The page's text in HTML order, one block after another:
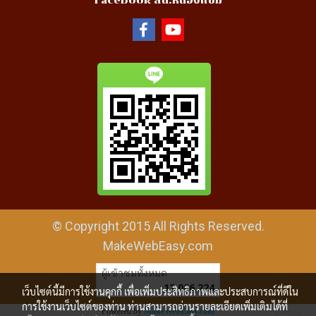
© Copyright 2015 All Rights Reserved.
MakeWebEasy.com
ผู้เข้าชมทั้งหมด
12,006,224
Powered byMakeWebEasy.com
เว็บไซต์นี้มีการใช้งานคุกกี้ เพื่อเพิ่มประสิทธิภาพและประสบการณ์ที่ดีใน
การใช้งานเว็บไซต์ของท่าน ท่านสามารถอ่านรายละเอียดเพิ่มเติมได้ที่